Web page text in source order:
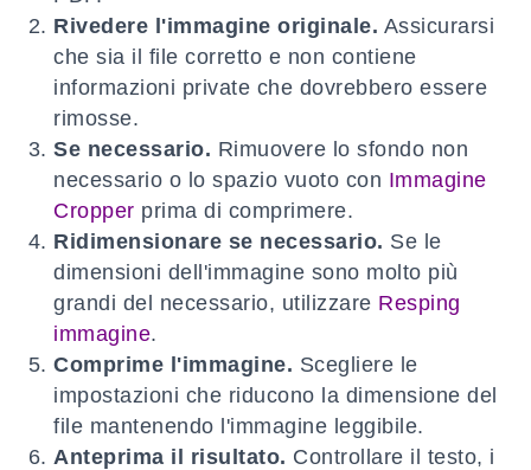
Rivedere l'immagine originale. Assicurarsi
che sia il file corretto e non contiene
informazioni private che dovrebbero essere
rimosse.
Se necessario. Rimuovere lo sfondo non
necessario o lo spazio vuoto con Immagine
Cropper prima di comprimere.
Ridimensionare se necessario. Se le
dimensioni dell'immagine sono molto più
grandi del necessario, utilizzare Resping
immagine.
Comprime l'immagine. Scegliere le
impostazioni che riducono la dimensione del
file mantenendo l'immagine leggibile.
Anteprima il risultato. Controllare il testo, i